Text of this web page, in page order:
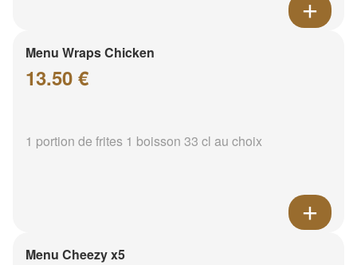
Menu Wraps Chicken
13.50 €
1 portion de frites 1 boisson 33 cl au choix
Menu Cheezy x5